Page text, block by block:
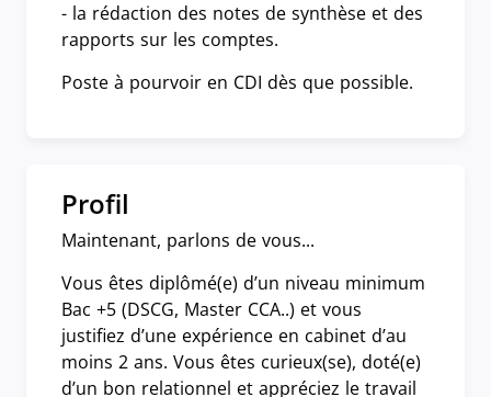
- la rédaction des notes de synthèse et des
rapports sur les comptes.
Poste à pourvoir en CDI dès que possible.
Profil
Maintenant, parlons de vous...
Vous êtes diplômé(e) d’un niveau minimum
Bac +5 (DSCG, Master CCA..) et vous
justifiez d’une expérience en cabinet d’au
moins 2 ans. Vous êtes curieux(se), doté(e)
d’un bon relationnel et appréciez le travail